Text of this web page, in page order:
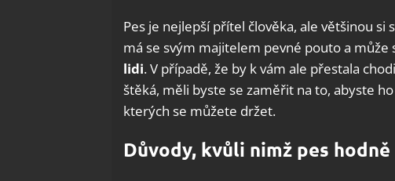
Pes je nejlepší přítel člověka, ale většinou
má se svým majitelem pevné pouto a může
lidi. V případě, že by k vám ale přestala
štěká, měli byste se zaměřit na to, abyste
kterých se můžete držet.
Důvody, kvůli nimž pes